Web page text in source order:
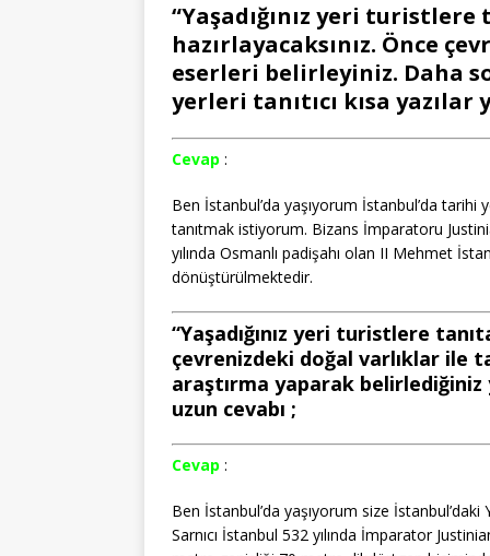
“Yaşadığınız yeri
hazırlayacaksınız. Önce
eserleri belirleyiniz. Daha
yerleri tanıtıcı kısa yazılar
Cevap :
Ben İstanbul’da yaşıyorum İstanbul’da tarihi
tanıtmak istiyorum. Bizans İmparatoru
yılında Osmanlı padişahı olan II Mehmet
dönüştürülmektedir.
“Yaşadığınız yeri turistlere
çevrenizdeki doğal varlıklar ile
araştırma yaparak belirlediğiniz
uzun cevabı ;
Cevap :
Ben İstanbul’da yaşıyorum size
Sarnıcı İstanbul 532 yılında İmparator